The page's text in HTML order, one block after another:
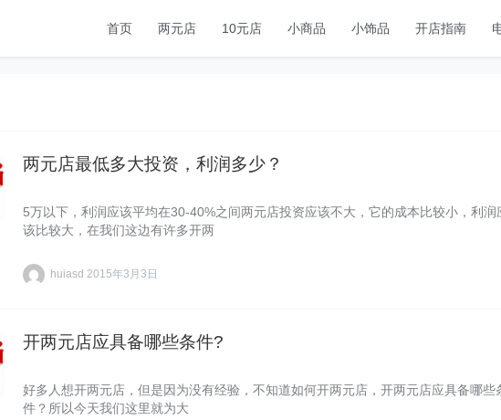
首页 两元店 10元店 小商品 小饰品 开店指南
两元店最低多大投资，利润多少？
5万以下，利润应该平均在30-40%之间两元店投资应该不大，它的成本比较小，利润
该比较大，在我们这边有许多开两
huiasd 2015年3月3日
开两元店应具备哪些条件?
好多人想开两元店，但是因为没有经验，不知道如何开两元店，开两元店应具备哪些
件？所以今天我们这里就为大